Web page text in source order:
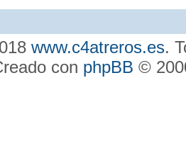
www.c4atreros.es.
con phpBB ©